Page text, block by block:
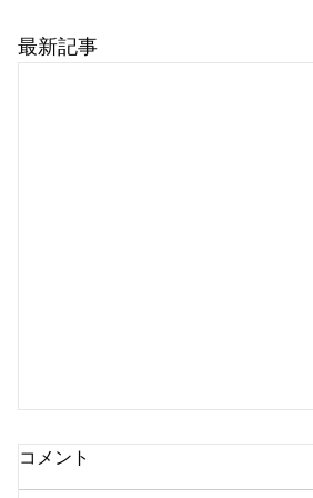
最新記事
ナビレンスジャパンユーザー
コメント